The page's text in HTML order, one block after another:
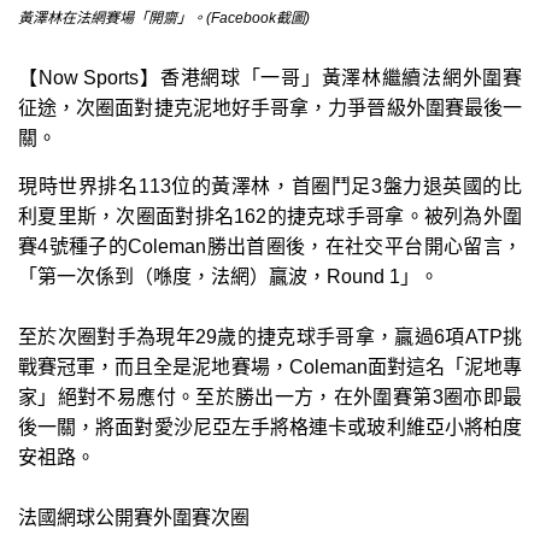
黃澤林在法網賽場「開齋」。(Facebook截圖)
【Now Sports】香港網球「一哥」黃澤林繼續法網外圍賽
征途，次圈面對捷克泥地好手哥拿，力爭晉級外圍賽最後一
關。
現時世界排名113位的黃澤林，首圈鬥足3盤力退英國的比
利夏里斯，次圈面對排名162的捷克球手哥拿。被列為外圍
賽4號種子的Coleman勝出首圈後，在社交平台開心留言，
「第一次係到（喺度，法網）贏波，Round 1」。
至於次圈對手為現年29歲的捷克球手哥拿，贏過6項ATP挑
戰賽冠軍，而且全是泥地賽場，Coleman面對這名「泥地專
家」絕對不易應付。至於勝出一方，在外圍賽第3圈亦即最
後一關，將面對愛沙尼亞左手將格連卡或玻利維亞小將柏度
安祖路。
法國網球公開賽外圍賽次圈